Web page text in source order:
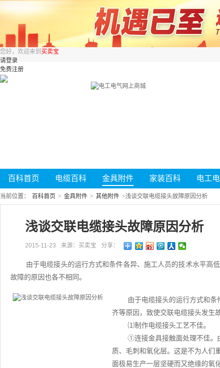
您好，欢迎来到 买卖宝
请登录
免费注册
百科首页 电缆百科 金具附件 家装百科 电工
当前位置： 百科首页 > 金具附件 > 其他附件 >浅谈交联电缆接头故障原因分析
浅谈交联电缆接头故障原因分析
2015-11-23 来源：买卖宝 分享：
由于电缆接头的运行方式和条件各异、施工人员的技术水平高
故障的原因也各不相同。
由于电缆接头的运行方式和
齐等原因，致使交联电缆接头发生
⑴制作电缆接头工艺不佳。
①连接金具接触面处理不佳。
质、毛刺和氧化层。这是不为人们
面极易生产一层坚硬而又绝缘的氧